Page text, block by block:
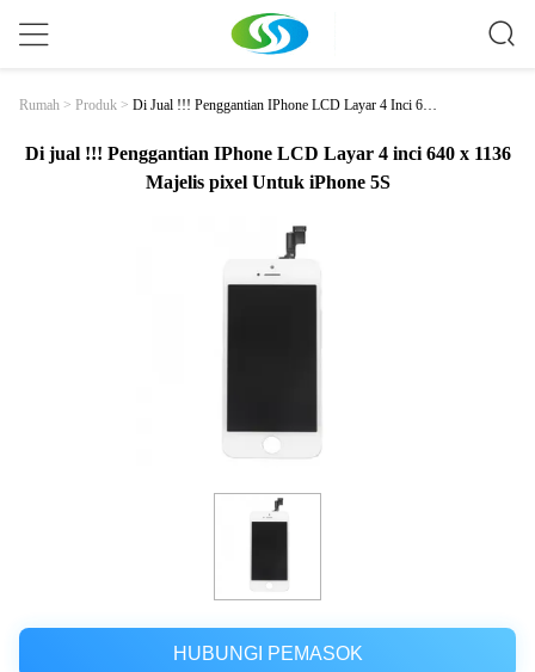
Rumah > Produk > Di Jual !!! Penggantian IPhone LCD Layar 4 Inci 640
Di jual !!! Penggantian IPhone LCD Layar 4 inci 640 x 1136
Majelis pixel Untuk iPhone 5S
HUBUNGI PEMASOK